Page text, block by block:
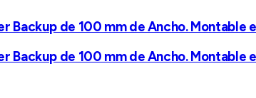
Backup de 100 mm de Ancho. Montable
Backup de 100 mm de Ancho. Montable